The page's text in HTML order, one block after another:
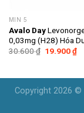
MIN 5
Avalo Day
0,03mg (H28) Hóa
30.600₫ Giá
19.900₫Giá
Copyright 2026 ©